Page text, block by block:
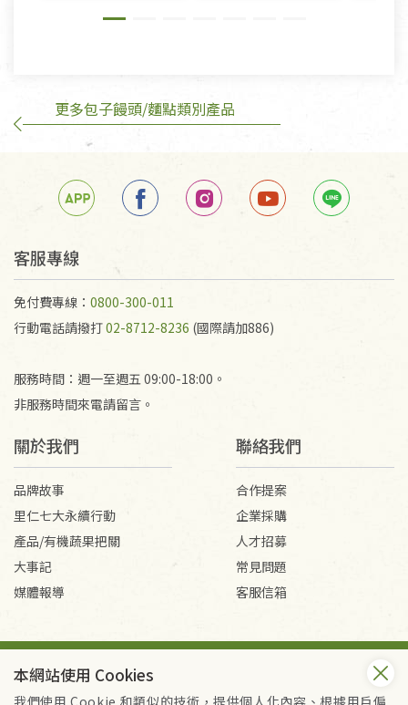
更多包子饅頭/麵點類別產品
客服專線
免付費專線： 0800-300-011
行動電話請撥打02-8712-8236 (國際請加886)
服務時間：週一至週五 09:00-18:00。
非服務時間來電請留言。
關於我們
品牌故事
里仁七大永續行動
產品/有機蔬果把關
大事記
媒體報導
聯絡我們
合作提案
企業採購
人才招募
常見問題
客服信箱
Copyright © 2026 里仁事業股份有限公司(統編：16301262) /
里仁網購股份有限公司(統編：25149752)
本網站使用 Cookies
我們使用 Cookie 和類似的技術，提供個人化內容、根據用戶偏